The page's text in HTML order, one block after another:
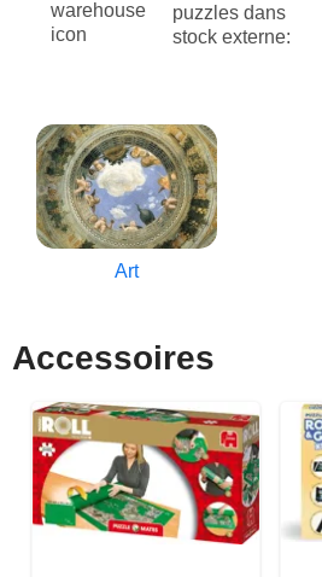
puzzles dans
stock externe:
Art
Accessoires